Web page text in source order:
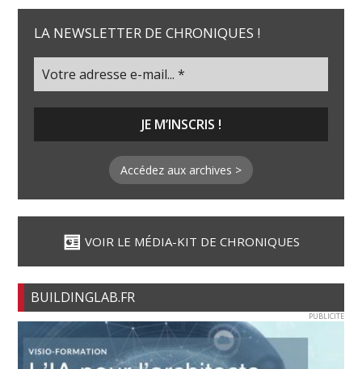
LA NEWSLETTER DE CHRONIQUES !
Accédez aux archives >
VOIR LE MÉDIA-KIT DE CHRONIQUES
BUILDINGLAB.FR
PUBLICITE